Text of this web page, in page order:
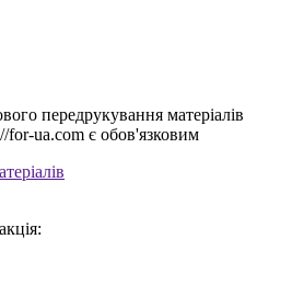
передрукування матеріалів
for-ua.com є обов'язковим